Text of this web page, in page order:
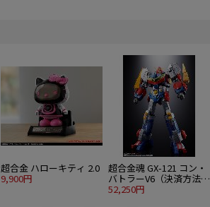
超合金 ハローキティ 2.0
9,900円
超合金魂 GX-121 コン・
バトラーV6（決済方法限
定販売）
52,250円